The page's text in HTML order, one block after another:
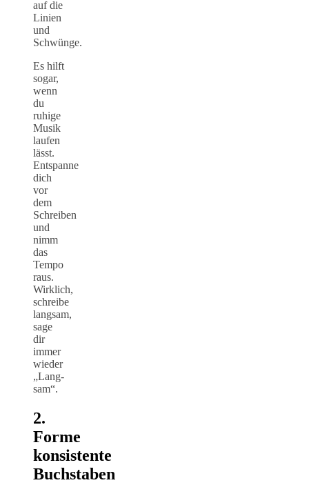
auf die
Linien
und
Schwünge.
Es hilft
sogar,
wenn
du
ruhige
Musik
laufen
lässt.
Entspanne
dich
vor
dem
Schreiben
und
nimm
das
Tempo
raus.
Wirklich,
schreibe
langsam,
sage
dir
immer
wieder
„Lang-
sam“.
2.
Forme
konsistente
Buchstaben